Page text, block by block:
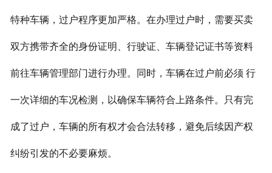
特种车辆，过户程序更加严格。在办理过户时，需要买卖
双方携带齐全的身份证明、行驶证、车辆登记证书等资料
前往车辆管理部门进行办理。同时，车辆在过户前必须 行
一次详细的车况检测，以确保车辆符合上路条件。只有完
成了过户，车辆的所有权才会合法转移，避免后续因产权
纠纷引发的不必要麻烦。